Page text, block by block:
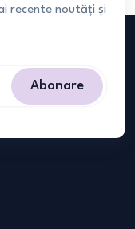
recente noutăți și
Abonare